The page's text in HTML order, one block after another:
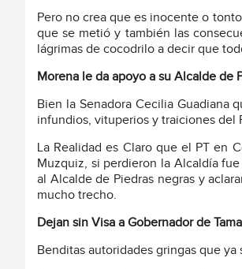
Pero no crea que es inocente o
que se metió y también las
lágrimas de cocodrilo a decir que
Morena le da apoyo a su Alcalde de
Bien la Senadora Cecilia Guadiana
infundios, vituperios y traiciones del
La Realidad es Claro que el PT en
Muzquiz, si perdieron la Alcaldía
al Alcalde de Piedras negras y
mucho trecho.
Dejan sin Visa a Gobernador de
Benditas autoridades gringas que